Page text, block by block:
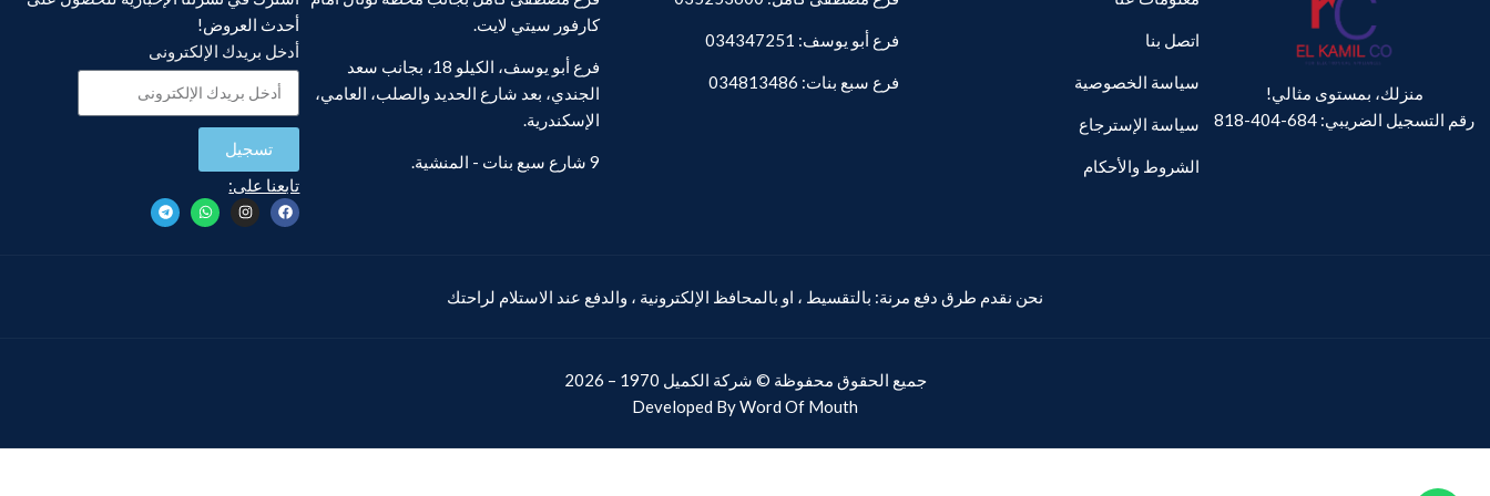
منزلك، بمستوى مثالي!
رقم التسجيل الضريبي: 684-404-818
اتصل بنا
سياسة الخصوصية
سياسة الإسترجاع
الشروط والأحكام
فرع أبو يوسف: 034347251
فرع سبع بنات: 034813486
كارفور سيتي لايت.
فرع أبو يوسف، الكيلو 18، بجانب سعد
الجندي، بعد شارع الحديد والصلب، العامي،
الإسكندرية.
9 شارع سبع بنات - المنشية.
أحدث العروض!
أدخل بريدك الإلكترونى
تسجيل
تابعنا على:
نحن نقدم طرق دفع مرنة: بالتقسيط ، او بالمحافظ الإلكترونية ، والدفع عند الاستلام لراحتك
جميع الحقوق محفوظة © شركة الكميل
Developed ByWord Of Mouth